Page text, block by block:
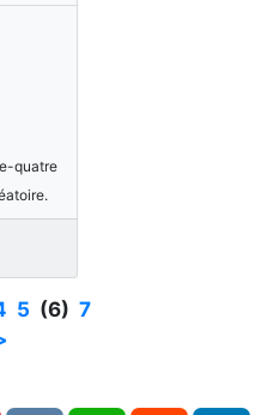
quatre
5 (6)7